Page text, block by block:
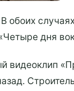
дня
видеоклип